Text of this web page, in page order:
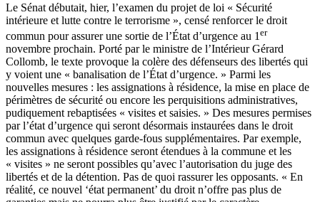
Le Sénat débutait, hier, l’examen du projet de loi « Sécurité
intérieure et lutte contre le terrorisme », censé renforcer le droit
commun pour assurer une sortie de l’État d’urgence au 1 er
novembre prochain. Porté par le ministre de l’Intérieur Gérard
Collomb, le texte provoque la colère des défenseurs des libertés qui
y voient une « banalisation de l’État d’urgence. » Parmi les
nouvelles mesures : les assignations à résidence, la mise en place de
périmètres de sécurité ou encore les perquisitions administratives,
pudiquement rebaptisées « visites et saisies. » Des mesures permises
par l’état d’urgence qui seront désormais instaurées dans le droit
commun avec quelques garde-fous supplémentaires. Par exemple,
les assignations à résidence seront étendues à la commune et les
« visites » ne seront possibles qu’avec l’autorisation du juge des
libertés et de la détention. Pas de quoi rassurer les opposants. « En
réalité, ce nouvel ‘état permanent’ du droit n’offre pas plus de